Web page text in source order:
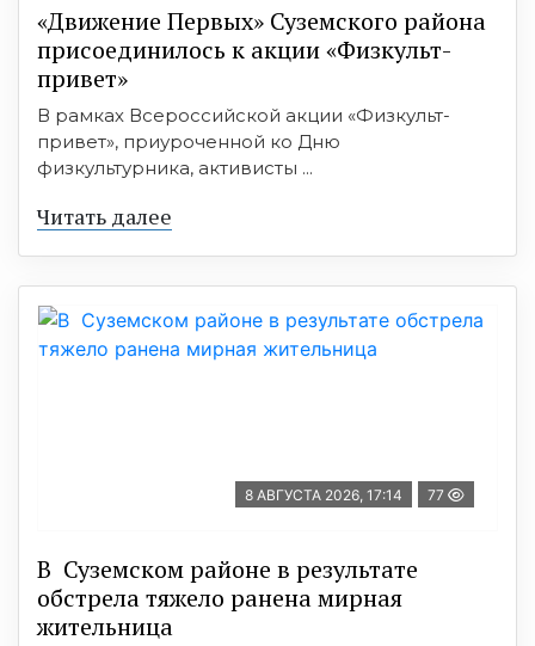
«Движение Первых» Суземского района
присоединилось к акции «Физкульт-
привет»
В рамках Всероссийской акции «Физкульт-
привет», приуроченной ко Дню
физкультурника, активисты ...
Читать далее
8 АВГУСТА 2026, 17:14 77
В Суземском районе в результате
обстрела тяжело ранена мирная
жительница